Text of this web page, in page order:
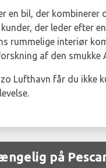
en bil, der kombinerer
der leder efter
rummelige interiør
af den smukke
Lufthavn får du ikke
på